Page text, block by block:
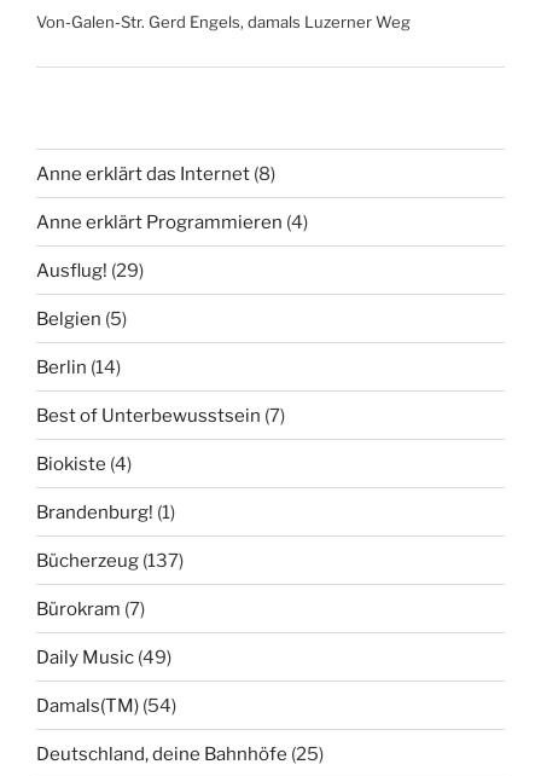
Von-Galen-Str. Gerd Engels, damals Luzerner Weg
Anne erklärt das Internet (8)
Anne erklärt Programmieren (4)
Ausflug! (29)
Belgien (5)
Berlin (14)
Best of Unterbewusstsein (7)
Biokiste (4)
Brandenburg! (1)
Bücherzeug (137)
Bürokram (7)
Daily Music (49)
Damals(TM) (54)
Deutschland, deine Bahnhöfe (25)